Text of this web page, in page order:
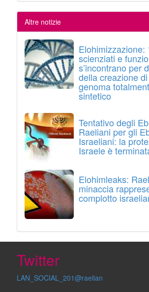
Altre notizie
Elohimizzazione:
scienziati e
s’incontrano per
della creazione
genoma
sintetico
Tentativo degli
Raeliani per gli
Israeliani: la
Israele è
Elohimleaks:
minaccia
complotto
Twitter
LAN_SOCIAL_201@raelian